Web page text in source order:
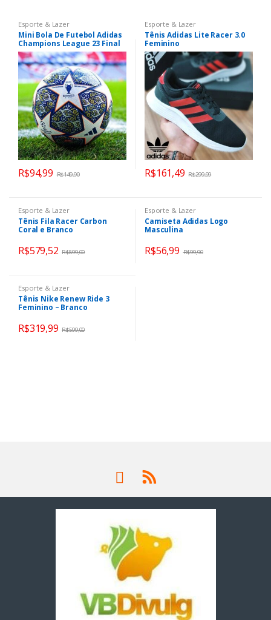
Esporte & Lazer
Mini Bola De Futebol Adidas
Champions League 23 Final
Istambul
R$94,99 R$149,90
Esporte & Lazer
Tênis Adidas Lite Racer 3.0
Feminino
R$161,49 R$299,99
Esporte & Lazer
Tênis Fila Racer Carbon
Coral e Branco
R$579,52 R$899,00
Esporte & Lazer
Camiseta Adidas Logo
Masculina
R$56,99 R$99,90
Esporte & Lazer
Tênis Nike Renew Ride 3
Feminino – Branco
R$319,99 R$599,00